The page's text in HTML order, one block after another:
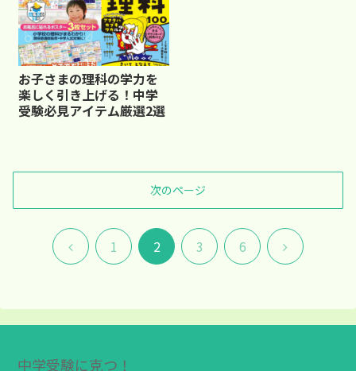
お子さまの理科の学力を
楽しく引き上げる！中学
受験必見アイテム厳選2選
次のページ
前
1 2 3 6
次
中学受験に克つ！